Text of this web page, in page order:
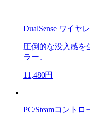
DualSense ワイヤ
圧倒的な没入感を
ラー。
11,480円
PC/Steamコント